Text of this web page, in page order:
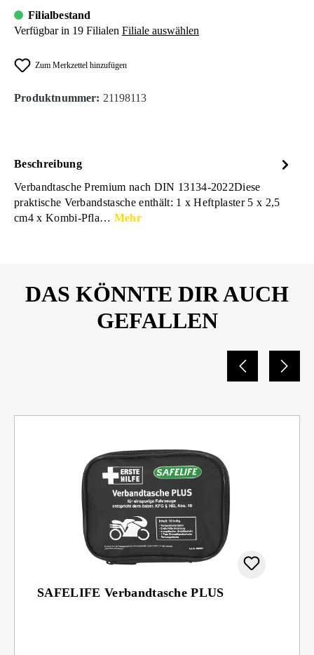
Filialbestand
Verfügbar in 19 Filialen Filiale auswählen
Zum Merkzettel hinzufügen
Produktnummer: 21198113
Beschreibung
Verbandtasche Premium nach DIN 13134-2022Diese
praktische Verbandstasche enthält: 1 x Heftplaster 5 x 2,5
cm4 x Kombi-Pfla… Mehr
DAS KÖNNTE DIR AUCH
GEFALLEN
SAFELIFE Verbandtasche PLUS